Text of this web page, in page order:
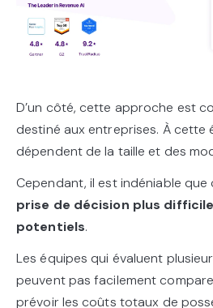
D’un côté, cette approche est
destiné aux entreprises. À cette
dépendent de la taille et des
Cependant, il est indéniable
prise de décision plus
potentiels.
Les équipes qui évaluent
peuvent pas facilement
prévoir les coûts totaux de